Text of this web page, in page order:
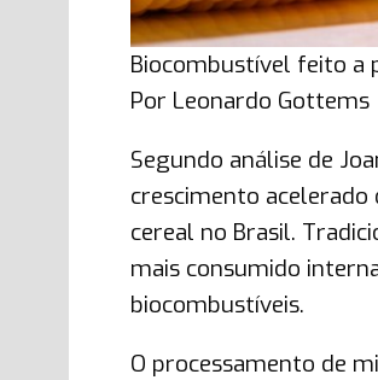
Biocombustível feito a
Por Leonardo Gottems
Segundo análise de
crescimento
cereal no Brasil.
mais consumido
biocombustíveis.
O processamento de